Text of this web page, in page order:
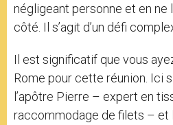
négligeant personne et en ne
côté. Il s’agit d’un défi
Il est significatif que vous
Rome pour cette réunion. Ici
l’apôtre Pierre – expert en
raccommodage de filets – et